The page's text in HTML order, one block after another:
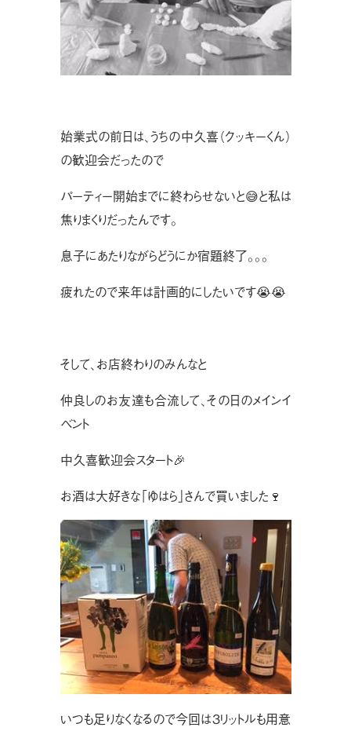
始業式の前日は、うちの中久喜（クッキーくん）
の歓迎会だったので
パーティー開始までに終わらせないと😅と私は
焦りまくりだったんです。
息子にあたりながらどうにか宿題終了。。。
疲れたので来年は計画的にしたいです😭😭
そして、お店終わりのみんなと
仲良しのお友達も合流して、その日のメインイ
ベント
中久喜歓迎会スタート🎉
お酒は大好きな「ゆはら」さんで買いました🍷
いつも足りなくなるので今回は３リットルも用意